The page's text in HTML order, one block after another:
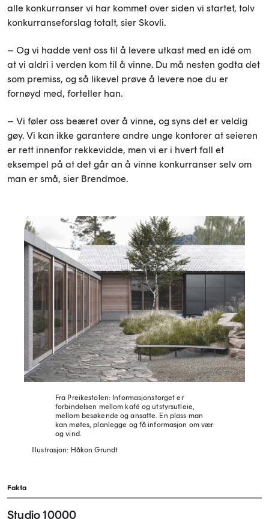
alle konkurranser vi har kommet over siden vi startet, tolv
konkurranseforslag totalt, sier Skovli.
– Og vi hadde vent oss til å levere utkast med en idé om
at vi aldri i verden kom til å vinne. Du må nesten godta det
som premiss, og så likevel prøve å levere noe du er
fornøyd med, forteller han.
– Vi føler oss beæret over å vinne, og syns det er veldig
gøy. Vi kan ikke garantere andre unge kontorer at seieren
er rett innenfor rekkevidde, men vi er i hvert fall et
eksempel på at det går an å vinne konkurranser selv om
man er små, sier Brendmoe.
Fra Preikestolen: Informasjonstorget er
forbindelsen mellom kafé og utstyrsutleie,
mellom besøkende og ansatte. En plass man
kan møtes, planlegge og få informasjon om vær
og vind.
Illustrasjon: Håkon Grundt
Fakta
Studio 10000